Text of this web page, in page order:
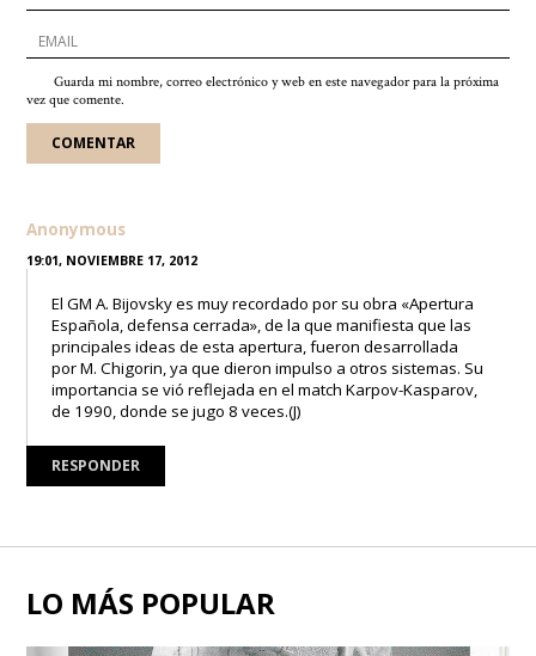
Guarda mi nombre, correo electrónico y web en este navegador para la próxima
vez que comente.
Anonymous
19:01, NOVIEMBRE 17, 2012
El GM A. Bijovsky es muy recordado por su obra «Apertura
Española, defensa cerrada», de la que manifiesta que las
principales ideas de esta apertura, fueron desarrollada
por M. Chigorin, ya que dieron impulso a otros sistemas. Su
importancia se vió reflejada en el match Karpov-Kasparov,
de 1990, donde se jugo 8 veces.(J)
RESPONDER
LO MÁS POPULAR